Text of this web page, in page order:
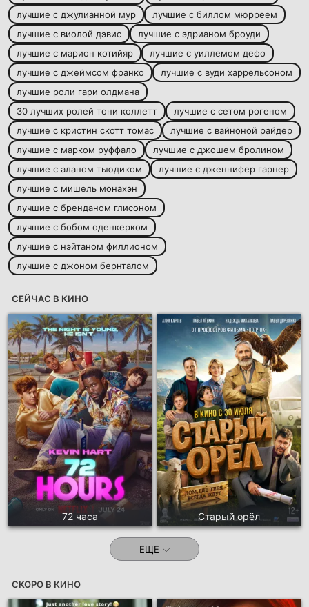
лучшие с джулианной мур
лучшие с биллом мюрреем
лучшие с виолой дэвис
лучшие с эдрианом броуди
лучшие с марион котийяр
лучшие с уиллемом дефо
лучшие с джеймсом франко
лучшие с вуди харрельсоном
лучшие роли гари олдмана
30 лучших ролей тони коллетт
лучшие с сетом рогеном
лучшие с кристин скотт томас
лучшие с вайноной райдер
лучшие с марком руффало
лучшие с джошем бролином
лучшие с аланом тьюдиком
лучшие с дженнифер гарнер
лучшие с мишель монахэн
лучшие с бренданом глисоном
лучшие с бобом оденкерком
лучшие с нэйтаном филлионом
лучшие с джоном бернталом
СЕЙЧАС В КИНО
72 часа Старый орёл
ЕЩЕ
СКОРО В КИНО